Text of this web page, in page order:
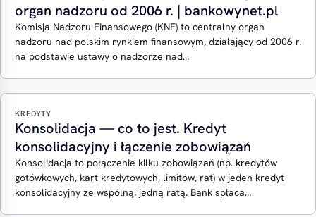
organ nadzoru od 2006 r. | bankowynet.pl
Komisja Nadzoru Finansowego (KNF) to centralny organ
nadzoru nad polskim rynkiem finansowym, działający od 2006 r.
na podstawie ustawy o nadzorze nad…
KREDYTY
Konsolidacja — co to jest. Kredyt
konsolidacyjny i łączenie zobowiązań
Konsolidacja to połączenie kilku zobowiązań (np. kredytów
gotówkowych, kart kredytowych, limitów, rat) w jeden kredyt
konsolidacyjny ze wspólną, jedną ratą. Bank spłaca…